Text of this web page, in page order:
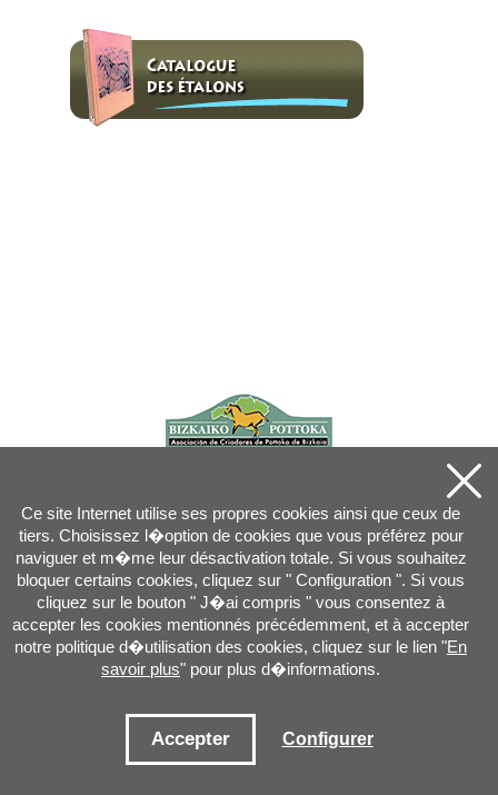
info@pottoka.info
Conditions d'Utilisation-Politique de Privacité-Politique des Cookies
Ce site Internet utilise ses propres cookies ainsi que ceux de
tiers. Choisissez l�option de cookies que vous préférez pour
naviguer et m�me leur désactivation totale. Si vous souhaitez
bloquer certains cookies, cliquez sur " Configuration ". Si vous
cliquez sur le bouton " J�ai compris " vous consentez à
accepter les cookies mentionnés précédemment, et à accepter
notre politique d�utilisation des cookies, cliquez sur le lien "En
savoir plus" pour plus d�informations.
Accepter Configurer